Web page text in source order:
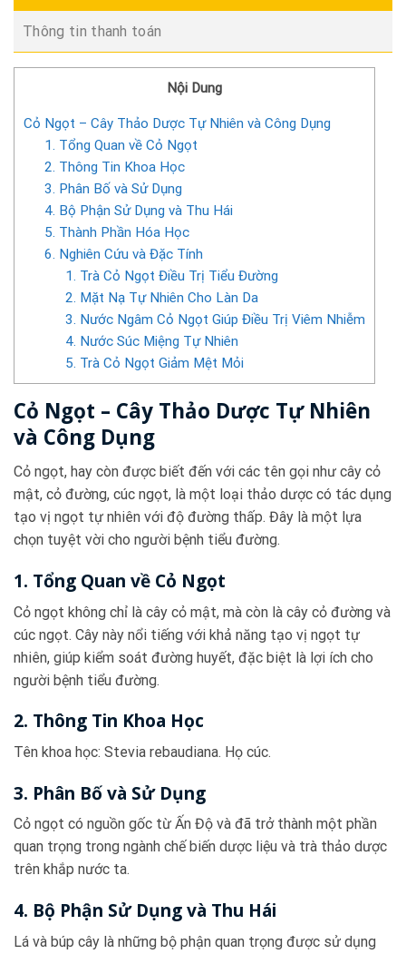
Thông tin thanh toán
Nội Dung
Cỏ Ngọt – Cây Thảo Dược Tự Nhiên và Công Dụng
1. Tổng Quan về Cỏ Ngọt
2. Thông Tin Khoa Học
3. Phân Bố và Sử Dụng
4. Bộ Phận Sử Dụng và Thu Hái
5. Thành Phần Hóa Học
6. Nghiên Cứu và Đặc Tính
1. Trà Cỏ Ngọt Điều Trị Tiểu Đường
2. Mặt Nạ Tự Nhiên Cho Làn Da
3. Nước Ngâm Cỏ Ngọt Giúp Điều Trị Viêm Nhiễm
4. Nước Súc Miệng Tự Nhiên
5. Trà Cỏ Ngọt Giảm Mệt Mỏi
Cỏ Ngọt – Cây Thảo Dược Tự Nhiên
và Công Dụng
Cỏ ngọt, hay còn được biết đến với các tên gọi như cây cỏ
mật, cỏ đường, cúc ngọt, là một loại thảo dược có tác dụng
tạo vị ngọt tự nhiên với độ đường thấp. Đây là một lựa
chọn tuyệt vời cho người bệnh tiểu đường.
1. Tổng Quan về Cỏ Ngọt
Cỏ ngọt không chỉ là cây cỏ mật, mà còn là cây cỏ đường và
cúc ngọt. Cây này nổi tiếng với khả năng tạo vị ngọt tự
nhiên, giúp kiểm soát đường huyết, đặc biệt là lợi ích cho
người bệnh tiểu đường.
2. Thông Tin Khoa Học
Tên khoa học: Stevia rebaudiana. Họ cúc.
3. Phân Bố và Sử Dụng
Cỏ ngọt có nguồn gốc từ Ấn Độ và đã trở thành một phần
quan trọng trong ngành chế biến dược liệu và trà thảo dược
trên khắp nước ta.
4. Bộ Phận Sử Dụng và Thu Hái
Lá và búp cây là những bộ phận quan trọng được sử dụng